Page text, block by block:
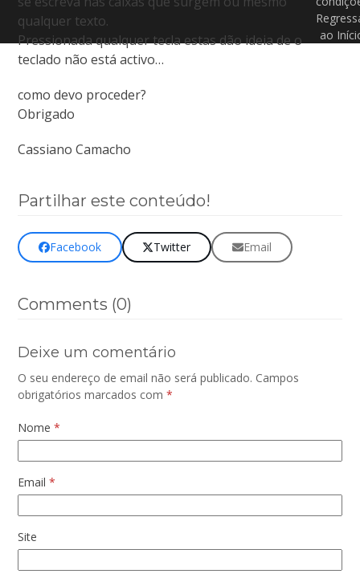
qualquer texto.
Pressionada qualquer tecla estas dão ideia de o
teclado não está activo…
como devo proceder?
Obrigado
Cassiano Camacho
Partilhar este conteúdo!
Facebook Twitter Email
Comments (0)
Deixe um comentário
O seu endereço de email não será publicado. Campos
obrigatórios marcados com*
Nome*
Email*
Site
ao